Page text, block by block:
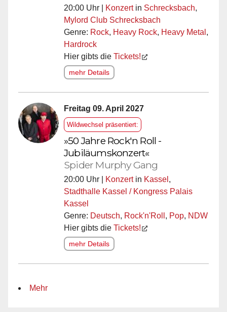
20:00 Uhr | Konzertin Schrecksbach,
Mylord Club Schrecksbach
Genre: Rock, Heavy Rock, Heavy Metal ,
Hardrock
Hier gibts die Tickets!
mehr Details
Freitag 09. April 2027
Wildwechsel präsentiert:
»50 Jahre Rock'n Roll -
Jubiläumskonzert«
Spider Murphy Gang
20:00 Uhr | Konzertin Kassel ,
Stadthalle Kassel / Kongress Palais
Kassel
Genre: Deutsch, Rock'n'Roll , Pop, NDW
Hier gibts die Tickets!
mehr Details
Mehr